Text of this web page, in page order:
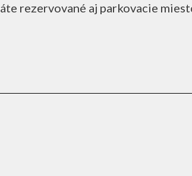
rezervované aj parkovacie